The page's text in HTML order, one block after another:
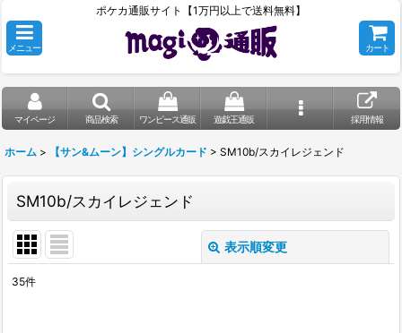
ポケカ通販サイト【1万円以上で送料無料】
メニュー カート
マイページ 商品検索 ワンピース通販 遊戯王通販 採用情報
ホーム > 【サン&ムーン】シングルカード > SM10b/スカイレジェンド
SM10b/スカイレジェンド
表示順変更
35件